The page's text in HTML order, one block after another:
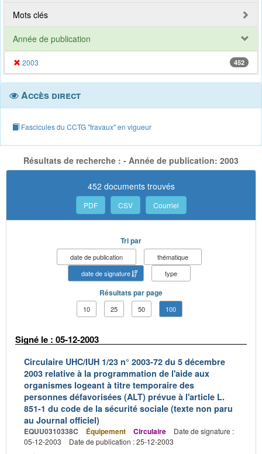
Mots clés
Année de publication
2003 452
Accès direct
Fascicules du CCTG "travaux" en vigueur
Résultats de recherche : - Année de publication: 2003
452 documents trouvés
PDF CSV Courriel
Tri par
date de publication
thématique
date de signature
type
Résultats par page
10 25 50 100
Signé le : 05-12-2003
Circulaire UHC/IUH 1/23 n° 2003-72 du 5 décembre
2003 relative à la programmation de l'aide aux
organismes logeant à titre temporaire des
personnes défavorisées (ALT) prévue à l'article L.
851-1 du code de la sécurité sociale (texte non paru
au Journal officiel)
EQUU0310338C Équipement Circulaire
Date de signature :
05-12-2003
Date de publication : 25-12-2003